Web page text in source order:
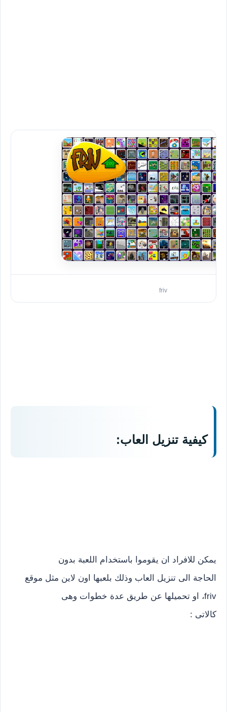
friv
كيفية تنزيل العاب:
يمكن للافراد ان يقوموا باستخدام اللعبة بدون
الحاجة الى تنزيل العاب وذلك بلعبها اون لاين مثل موقع
friv، او تحميلها عن طريق عدة خطوات وهى
كالاتى :